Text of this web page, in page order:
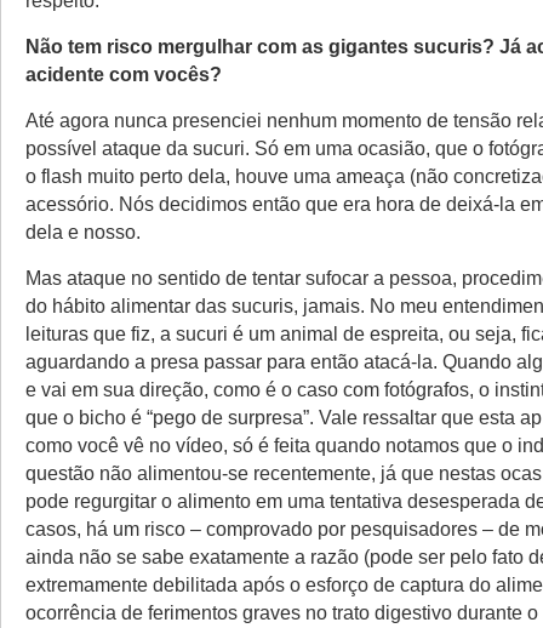
Não tem risco mergulhar com as gigantes sucuris? Já
acidente com vocês?
Até agora nunca presenciei nenhum momento de tensão
possível ataque da sucuri. Só em uma ocasião, que o
o flash muito perto dela, houve uma ameaça (não
acessório. Nós decidimos então que era hora de deixá-la
dela e nosso.
Mas ataque no sentido de tentar sufocar a pessoa,
do hábito alimentar das sucuris, jamais. No meu
leituras que fiz, a sucuri é um animal de espreita, ou seja,
aguardando a presa passar para então atacá-la. Quando
e vai em sua direção, como é o caso com fotógrafos, o
que o bicho é “pego de surpresa”. Vale ressaltar que esta
como você vê no vídeo, só é feita quando notamos que o
questão não alimentou-se recentemente, já que nestas
pode regurgitar o alimento em uma tentativa desesperada
casos, há um risco – comprovado por pesquisadores – de
ainda não se sabe exatamente a razão (pode ser pelo fato
extremamente debilitada após o esforço de captura do
ocorrência de ferimentos graves no trato digestivo durante o